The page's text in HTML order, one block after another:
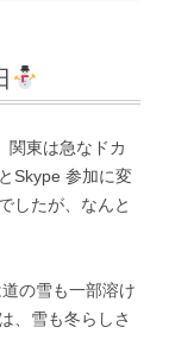
関東は急なドカ
Skype 参加に変
したが、なんと
の雪も一部溶け
、雪も冬らしさ